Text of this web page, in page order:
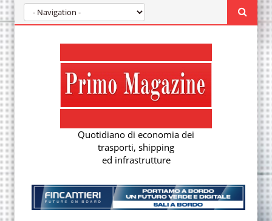
Quotidiano di economia dei
trasporti, shipping
ed infrastrutture